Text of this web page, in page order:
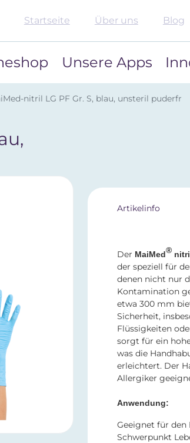
Startseite Über uns Blog
Unsere Apps
nitril LG PF Gr. S, blau, unsteril puderfr
Artikelinfo
Der MaiMed®
der speziell für
denen nicht nur
Kontamination
etwa 300 mm
Sicherheit,
Flüssigkeiten
sorgt für ein
was die
erleichtert. Der
Allergiker
Anwendung:
Geeignet für den
Schwerpunkt